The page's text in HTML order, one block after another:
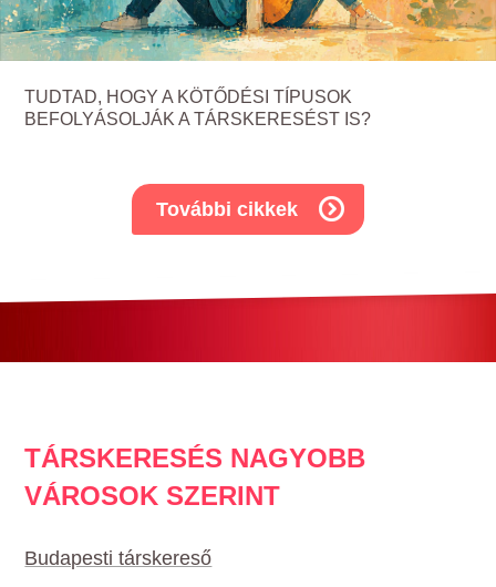
TUDTAD, HOGY A KÖTŐDÉSI TÍPUSOK
BEFOLYÁSOLJÁK A TÁRSKERESÉST IS?
További cikkek
TÁRSKERESÉS NAGYOBB
VÁROSOK SZERINT
Budapesti társkereső